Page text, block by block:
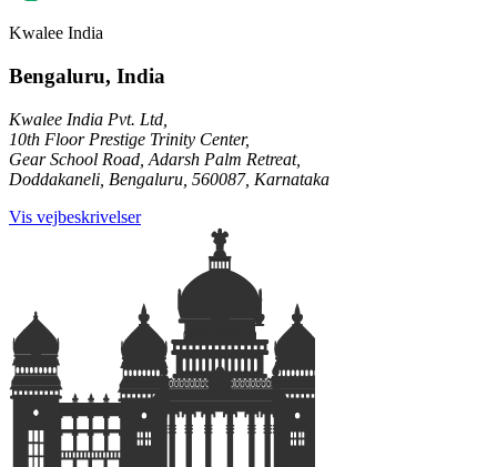
Kwalee India
Bengaluru, India
Kwalee India Pvt. Ltd,
10th Floor Prestige Trinity Center,
Gear School Road, Adarsh Palm Retreat,
Doddakaneli, Bengaluru, 560087, Karnataka
Vis vejbeskrivelser